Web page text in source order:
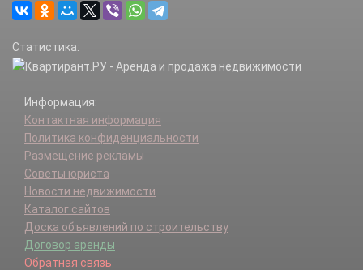
Статистика:
Информация:
Контактная информация
Политика конфиденциальности
Размещение рекламы
Советы юриста
Новости недвижимости
Каталог сайтов
Доска объявлений по строительству
Договор аренды
Обратная связь